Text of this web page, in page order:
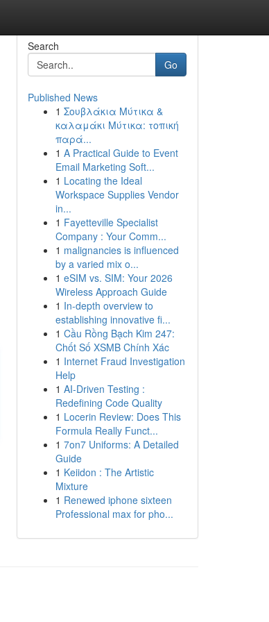
Search
Go
Published News
1 Σουβλάκια Μύτικα &
καλαμάκι Μύτικα: τοπική
παρά...
1 A Practical Guide to Event
Email Marketing Soft...
1 Locating the Ideal
Workspace Supplies Vendor
in...
1 Fayetteville Specialist
Company : Your Comm...
1 malignancies is influenced
by a varied mix o...
1 eSIM vs. SIM: Your 2026
Wireless Approach Guide
1 In-depth overview to
establishing innovative fi...
1 Cầu Rồng Bạch Kim 247:
Chốt Số XSMB Chính Xác
1 Internet Fraud Investigation
Help
1 AI-Driven Testing :
Redefining Code Quality
1 Locerin Review: Does This
Formula Really Funct...
1 7on7 Uniforms: A Detailed
Guide
1 Keiidon : The Artistic
Mixture
1 Renewed iphone sixteen
Professional max for pho...